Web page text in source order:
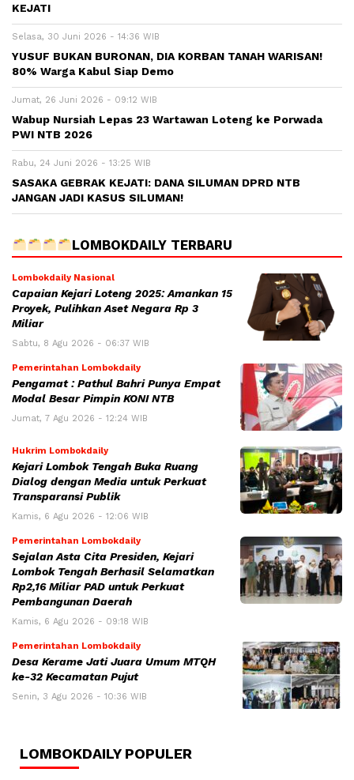
KEJATI
Selasa, 30 Juni 2026 - 14:36 WIB
YUSUF BUKAN BURONAN, DIA KORBAN TANAH WARISAN!
80% Warga Kabul Siap Demo
Jumat, 26 Juni 2026 - 09:12 WIB
Wabup Nursiah Lepas 23 Wartawan Loteng ke Porwada
PWI NTB 2026
Rabu, 24 Juni 2026 - 13:25 WIB
SASAKA GEBRAK KEJATI: DANA SILUMAN DPRD NTB
JANGAN JADI KASUS SILUMAN!
LOMBOKDAILY TERBARU
Lombokdaily Nasional
Capaian Kejari Loteng 2025: Amankan 15
Proyek, Pulihkan Aset Negara Rp 3
Miliar
Sabtu, 8 Agu 2026 - 06:37 WIB
Pemerintahan Lombokdaily
Pengamat : Pathul Bahri Punya Empat
Modal Besar Pimpin KONI NTB
Jumat, 7 Agu 2026 - 12:24 WIB
Hukrim Lombokdaily
Kejari Lombok Tengah Buka Ruang
Dialog dengan Media untuk Perkuat
Transparansi Publik
Kamis, 6 Agu 2026 - 12:06 WIB
Pemerintahan Lombokdaily
Sejalan Asta Cita Presiden, Kejari
Lombok Tengah Berhasil Selamatkan
Rp2,16 Miliar PAD untuk Perkuat
Pembangunan Daerah
Kamis, 6 Agu 2026 - 09:18 WIB
Pemerintahan Lombokdaily
Desa Kerame Jati Juara Umum MTQH
ke-32 Kecamatan Pujut
Senin, 3 Agu 2026 - 10:36 WIB
LOMBOKDAILY POPULER